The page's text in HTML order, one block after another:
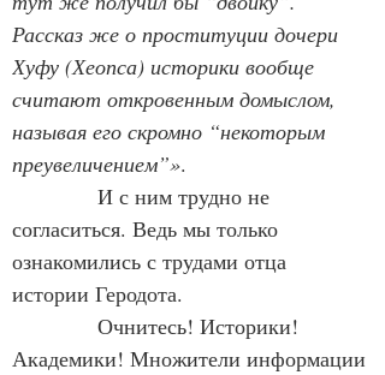
Рассказ же о проституции дочери
Хуфу (Хеопса) историки вообще
считают откровенным домыслом,
называя его скромно “некоторым
преувеличением”».
И с ним трудно не
согласиться. Ведь мы только
ознакомились с трудами отца
истории Геродота.
Очнитесь! Историки!
Академики! Множители информации